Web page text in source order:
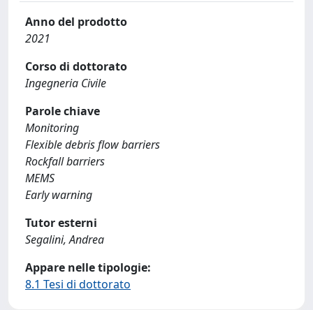
Anno del prodotto
2021
Corso di dottorato
Ingegneria Civile
Parole chiave
Monitoring
Flexible debris flow barriers
Rockfall barriers
MEMS
Early warning
Tutor esterni
Segalini, Andrea
Appare nelle tipologie:
8.1 Tesi di dottorato